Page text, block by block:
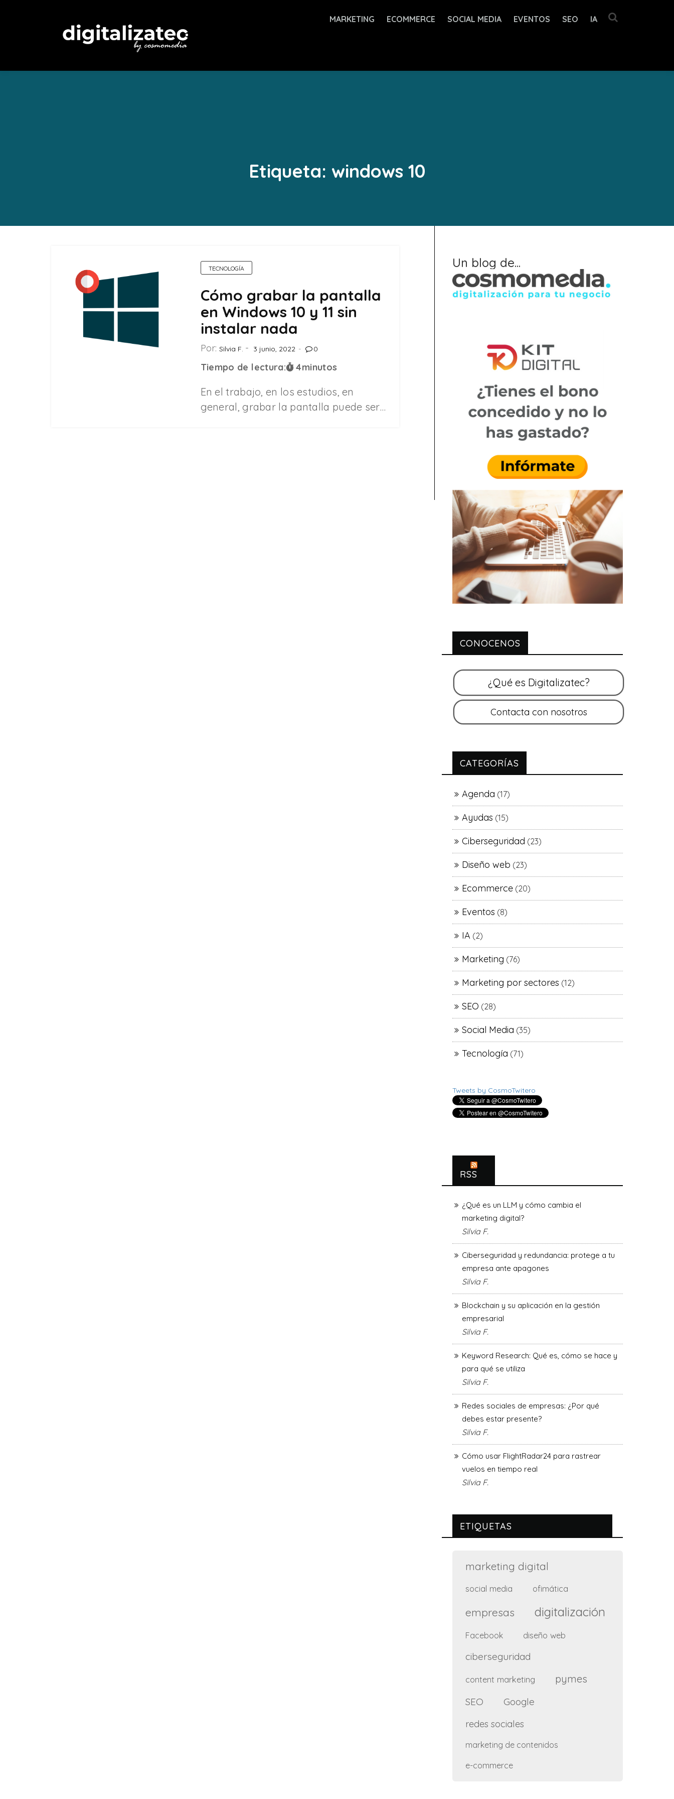
MARKETING ECOMMERCE SOCIAL MEDIA EVENTOS SEO IA
Etiqueta: windows 10
TECNOLOGÍA
Cómo grabar la pantalla
en Windows 10 y 11 sin
instalar nada
Por: Silvia F. 3 junio, 2022 0
Tiempo de lectura: 4minutos
En el trabajo, en los estudios, en
general, grabar la pantalla puede ser…
Un blog de...
CONOCENOS
CATEGORÍAS
Agenda (17)
Ayudas (15)
Ciberseguridad (23)
Diseño web (23)
Ecommerce (20)
Eventos (8)
IA (2)
Marketing (76)
Marketing por sectores (12)
SEO (28)
Social Media (35)
Tecnología (71)
Tweets by CosmoTwitero
RSS
¿Qué es un LLM y cómo cambia el
marketing digital?
Silvia F.
Ciberseguridad y redundancia: protege a tu
empresa ante apagones
Silvia F.
Blockchain y su aplicación en la gestión
empresarial
Silvia F.
Keyword Research: Qué es, cómo se hace y
para qué se utiliza
Silvia F.
Redes sociales de empresas: ¿Por qué
debes estar presente?
Silvia F.
Cómo usar FlightRadar24 para rastrear
vuelos en tiempo real
Silvia F.
ETIQUETAS
marketing digital
social media ofimática
empresas digitalización
Facebook diseño web
ciberseguridad
content marketing pymes
SEO Google
redes sociales
marketing de contenidos
e-commerce